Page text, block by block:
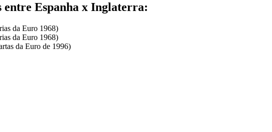
Espanha x Inglaterra:
da Euro 1968)
da Euro 1968)
da Euro de 1996)